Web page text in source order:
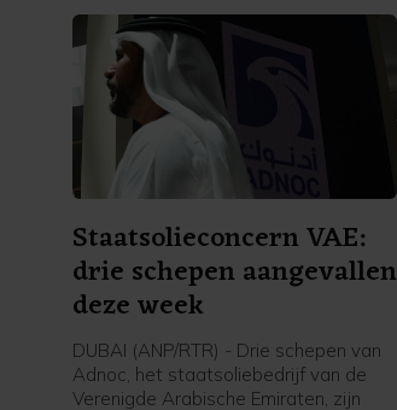
Staatsolieconcern VAE:
drie schepen aangevallen
deze week
DUBAI (ANP/RTR) - Drie schepen van
Adnoc, het staatsoliebedrijf van de
Verenigde Arabische Emiraten, zijn